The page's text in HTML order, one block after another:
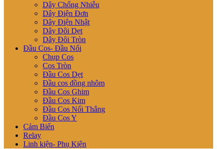
Dây Chống Nhiễu
Dây Điện Đơn
Dây Điện Nhật
Dây Đôi Dẹt
Dây Đôi Tròn
Đầu Cos- Đầu Nối
Chụp Cos
Cos Tròn
Đầu Cos Dẹt
Đầu cos đồng nhôm
Đầu Cos Ghim
Đầu Cos Kim
Đầu Cos Nối Thẳng
Đầu Cos Y
Cảm Biến
Relay
Linh kiện- Phụ Kiện